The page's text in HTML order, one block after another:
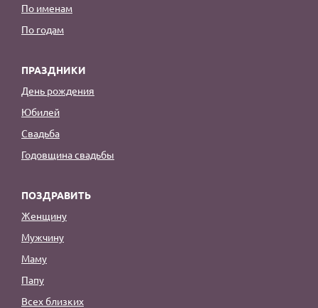
По именам
По годам
ПРАЗДНИКИ
День рождения
Юбилей
Свадьба
Годовщина свадьбы
ПОЗДРАВИТЬ
Женщину
Мужчину
Маму
Папу
Всех близких